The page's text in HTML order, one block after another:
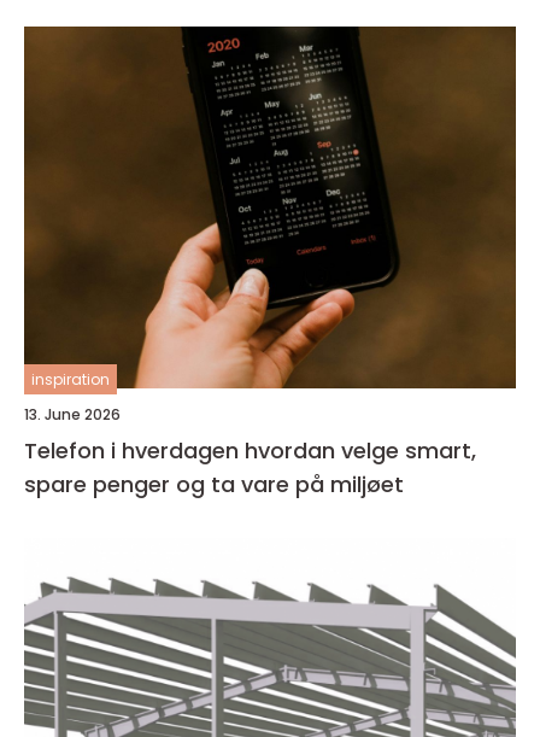
inspiration
13. June 2026
Telefon i hverdagen hvordan velge smart,
spare penger og ta vare på miljøet